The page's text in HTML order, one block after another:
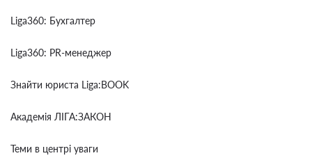
Liga360: Бухгалтер
Liga360: PR-менеджер
Знайти юриста Liga:BOOK
Академія ЛІГА:ЗАКОН
Теми в центрі уваги